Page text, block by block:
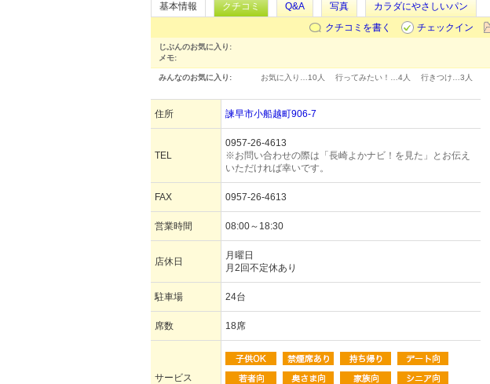
基本情報 クチコミ Q&A 写真
カラダにやさしいパン
クチコミを書く
チェックイン
じぶんのお気に入り:
メモ:
みんなのお気に入り: お気に入り… 10人 行ってみたい！… 4人 行きつけ… 3人
住所 諫早市小船越町906-7
TEL
0957-26-4613
※お問い合わせの際は「長崎よかナビ！を見た」とお伝え
いただければ幸いです。
FAX 0957-26-4613
営業時間 08:00～18:30
店休日
月曜日
月2回不定休あり
駐車場 24台
席数 18席
サービス